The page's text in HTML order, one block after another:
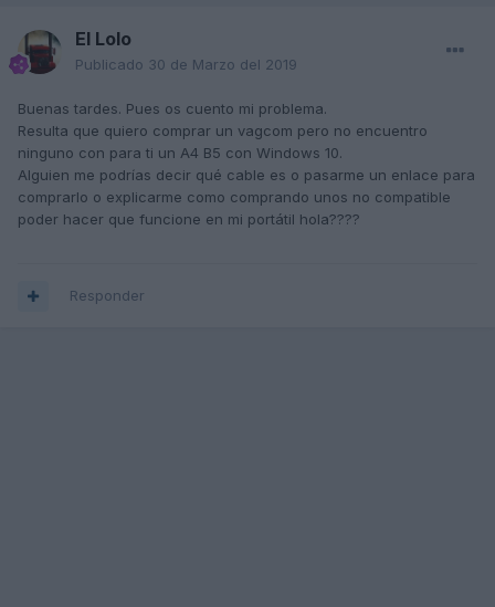
El Lolo
Publicado 30 de Marzo del 2019
Buenas tardes. Pues os cuento mi problema.
Resulta que quiero comprar un vagcom pero no encuentro
ninguno con para ti un A4 B5 con Windows 10.
Alguien me podrías decir qué cable es o pasarme un enlace para
comprarlo o explicarme como comprando unos no compatible
poder hacer que funcione en mi portátil hola????
Responder